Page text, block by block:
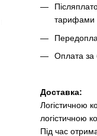
тарифами
Оплата за
Доставка:
Логістичною
логістичною
Під час